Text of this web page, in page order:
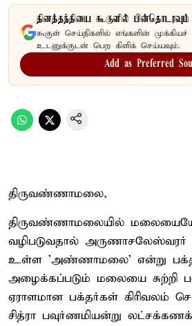
தினத்தந்தியை கூகுளில் பின்தொடரவும்
கூகுள் செய்திகளில் எங்களின்
உடனுக்குடன் பெற கிளிக் செய்யவும்.
Add as Preferred
திருவண்ணாமலை,
திருவண்ணாமலையில்
வழிபடுவதால் அருணாசலேஸ்வரர்
உள்ள 'அண்ணாமலை' என்று
அழைக்கப்படும் மலையை சுற்றி
ஏராளமான பக்தர்கள் கிரிவலம்
சித்ரா பவுர்ணமியன்று